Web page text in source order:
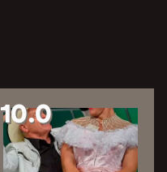
10.0